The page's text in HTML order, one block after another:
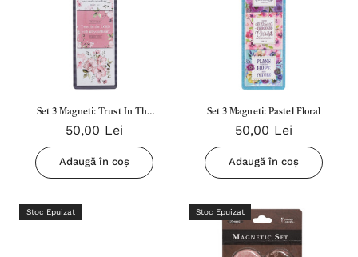
Set 3 Magneti: Trust In The
Lord
50,00 Lei
Adaugă în coș
Set 3 Magneti: Pastel Floral
50,00 Lei
Adaugă în coș
Stoc Epuizat Stoc Epuizat